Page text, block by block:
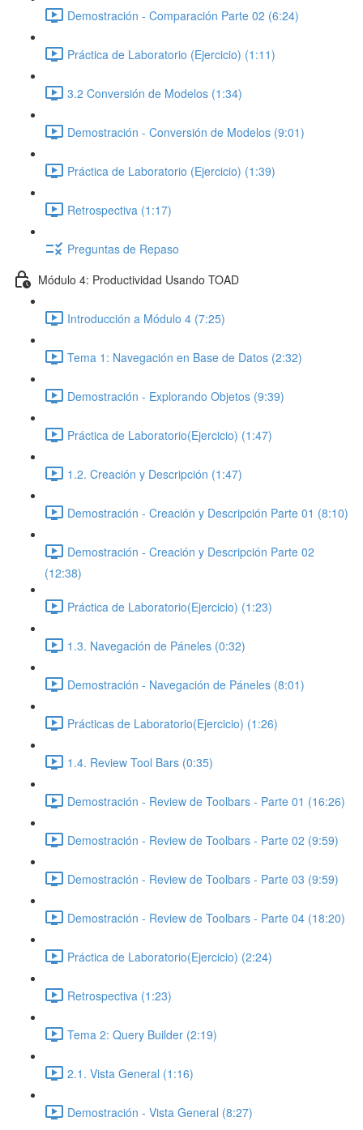
Demostración - Comparación Parte 02 (6:24)
Práctica de Laboratorio (Ejercicio) (1:11)
3.2 Conversión de Modelos (1:34)
Demostración - Conversión de Modelos (9:01)
Práctica de Laboratorio (Ejercicio) (1:39)
Retrospectiva (1:17)
Preguntas de Repaso
Módulo 4: Productividad Usando TOAD
Introducción a Módulo 4 (7:25)
Tema 1: Navegación en Base de Datos (2:32)
Demostración - Explorando Objetos (9:39)
Práctica de Laboratorio(Ejercicio) (1:47)
1.2. Creación y Descripción (1:47)
Demostración - Creación y Descripción Parte 01 (8:10)
Demostración - Creación y Descripción Parte 02
(12:38)
Práctica de Laboratorio(Ejercicio) (1:23)
1.3. Navegación de Páneles (0:32)
Demostración - Navegación de Páneles (8:01)
Prácticas de Laboratorio(Ejercicio) (1:26)
1.4. Review Tool Bars (0:35)
Demostración - Review de Toolbars - Parte 01 (16:26)
Demostración - Review de Toolbars - Parte 02 (9:59)
Demostración - Review de Toolbars - Parte 03 (9:59)
Demostración - Review de Toolbars - Parte 04 (18:20)
Práctica de Laboratorio(Ejercicio) (2:24)
Retrospectiva (1:23)
Tema 2: Query Builder (2:19)
2.1. Vista General (1:16)
Demostración - Vista General (8:27)